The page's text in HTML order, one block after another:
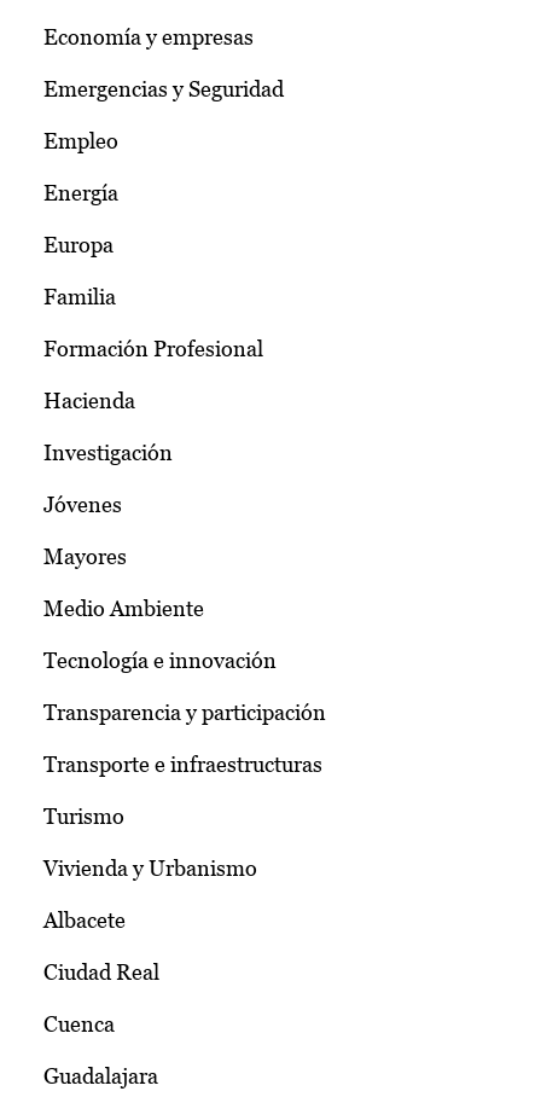
Economía y empresas
Emergencias y Seguridad
Empleo
Energía
Europa
Familia
Formación Profesional
Hacienda
Investigación
Jóvenes
Mayores
Medio Ambiente
Tecnología e innovación
Transparencia y participación
Transporte e infraestructuras
Turismo
Vivienda y Urbanismo
Albacete
Ciudad Real
Cuenca
Guadalajara